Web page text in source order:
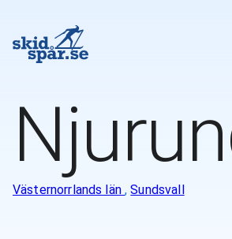
Västernorrlands län,Sundsvall